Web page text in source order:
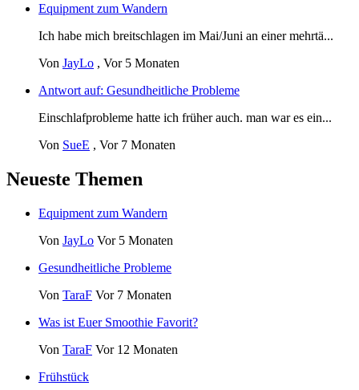
Equipment zum Wandern
Ich habe mich breitschlagen im Mai/Juni an einer mehrtä...
Von JayLo , Vor 5 Monaten
Antwort auf: Gesundheitliche Probleme
Einschlafprobleme hatte ich früher auch. man war es ein...
Von SueE , Vor 7 Monaten
Neueste Themen
Equipment zum Wandern
Von JayLo Vor 5 Monaten
Gesundheitliche Probleme
Von TaraF Vor 7 Monaten
Was ist Euer Smoothie Favorit?
Von TaraF Vor 12 Monaten
Frühstück